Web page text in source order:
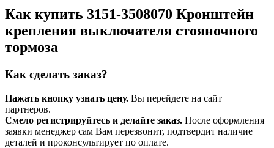
Как купить 3151-3508070 Кронштейн
крепления выключателя стояночного
тормоза
Как сделать заказ?
Нажать кнопку узнать цену. Вы перейдете на сайт
партнеров.
Смело регистрируйтесь и делайте заказ. После оформления
заявки менеджер сам Вам перезвонит, подтвердит наличие
деталей и проконсультирует по оплате.